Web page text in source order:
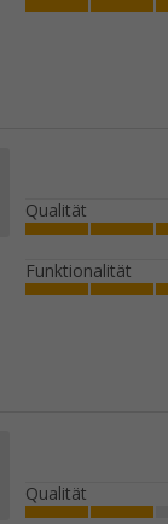
Qualität
Funktionalität
Qualität